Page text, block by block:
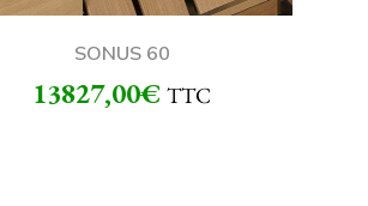
SONUS 60
13827,00€ TTC